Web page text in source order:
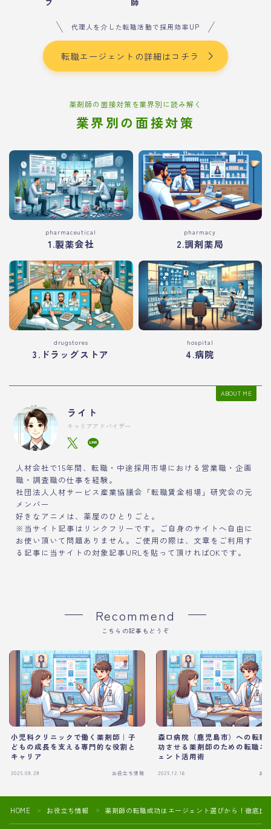
代理人を介した転職活動で採用効率UP
転職エージェントの詳細はコチラ
薬剤師の面接対策を業界別に読み解く
業界別の面接対策
pharmaceutical
1.製薬会社
pharmacy
2.調剤薬局
drugstores
3.ドラッグストア
hospital
4.病院
ABOUT ME
ライト
キャリアアドバイザー
人材会社で15年間、転職・中途採用市場における営業職・企画
職・調査職の仕事を経験。
社団法人人材サービス産業協議会「転職賃金相場」研究会の元
メンバー
好きなアニメは、薬屋のひとりごと。
※当サイト記事はリンクフリーです。ご自身のサイトへ自由に
お使い頂いて問題ありません。ご使用の際は、文章をご利用す
る記事に当サイトの対象記事URLを貼って頂ければOKです。
Recommend
こちらの記事もどうぞ
小児科クリニックで働く薬剤師｜子
どもの成長を支える専門的な役割と
キャリア
2025.09.29 お役立ち情報
森口病院（鹿児島市）への転職
功させる薬剤師のための転職エ
ェント活用術
2025.12.16 お
HOME ＞ お役立ち情報 ＞ 薬剤師の転職成功はエージェント選びから！徹底比